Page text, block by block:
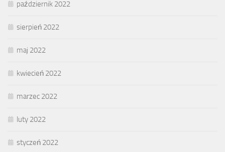
październik 2022
sierpień 2022
maj 2022
kwiecień 2022
marzec 2022
luty 2022
styczeń 2022